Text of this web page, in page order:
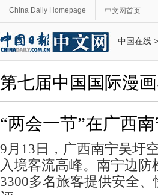
China Daily Homepage 中文网首页
中国在线 >
第七届中国国际漫
“两会一节”在广西
9月13日，广西南宁吴圩
入境客流高峰。南宁边
3300多名旅客提供安全